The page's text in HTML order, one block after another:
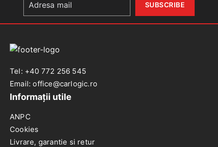
Tel: +40 772 256 545
Email: office@carlogic.ro
Informații utile
ANPC
Cookies
Livrare, garantie si retur